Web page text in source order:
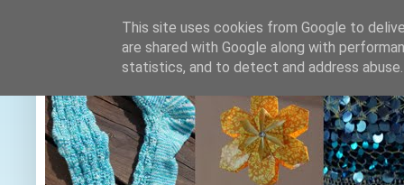
This site uses cookies from Google to
are shared with Google along with
statistics, and to detect and address abuse.